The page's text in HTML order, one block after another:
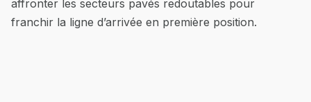
affronter les secteurs pavés redoutables pour
franchir la ligne d’arrivée en première position.